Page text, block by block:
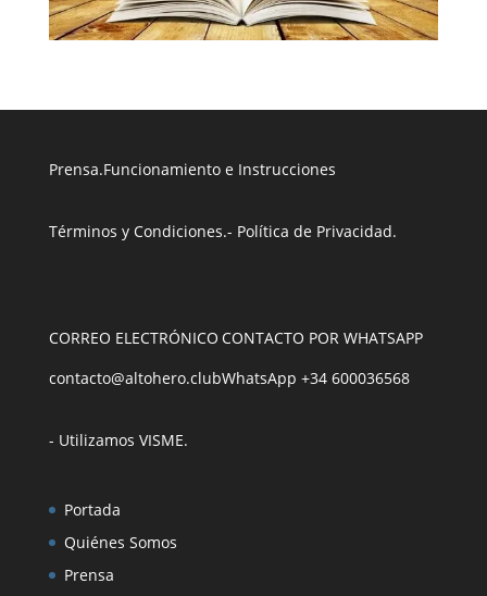
Prensa.Funcionamiento e Instrucciones
Términos y Condiciones.- Política de Privacidad.
CORREO ELECTRÓNICO
contacto@altohero.club
CONTACTO POR WHATSAPP
WhatsApp +34 600036568
- Utilizamos VISME.
Portada
Quiénes Somos
Prensa